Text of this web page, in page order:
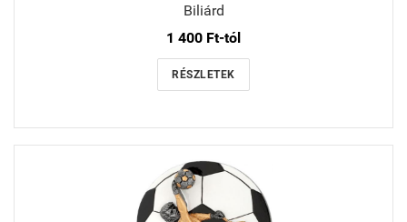
Biliárd
1 400 Ft-tól
RÉSZLETEK